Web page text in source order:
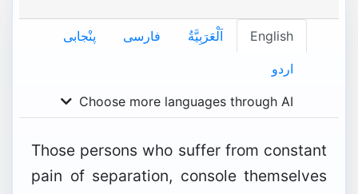
English اَلْعَرَبِيَّةُ فارسی پنْجابی
اردو
Choose more languages through AI
Those persons who suffer from constant
pain of separation, console themselves